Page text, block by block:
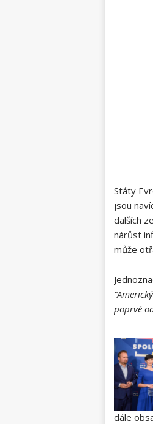
Státy
jsou
dalších
nárůst
může
poprvé
dále